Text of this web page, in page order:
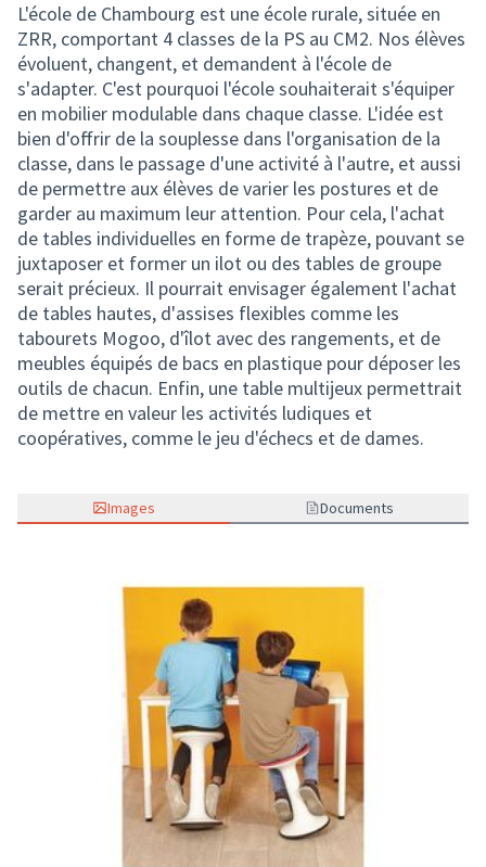
L'école de Chambourg est une école rurale, située en
ZRR, comportant 4 classes de la PS au CM2. Nos élèves
évoluent, changent, et demandent à l'école de
s'adapter. C'est pourquoi l'école souhaiterait s'équiper
en mobilier modulable dans chaque classe. L'idée est
bien d'offrir de la souplesse dans l'organisation de la
classe, dans le passage d'une activité à l'autre, et aussi
de permettre aux élèves de varier les postures et de
garder au maximum leur attention. Pour cela, l'achat
de tables individuelles en forme de trapèze, pouvant se
juxtaposer et former un ilot ou des tables de groupe
serait précieux. Il pourrait envisager également l'achat
de tables hautes, d'assises flexibles comme les
tabourets Mogoo, d'îlot avec des rangements, et de
meubles équipés de bacs en plastique pour déposer les
outils de chacun. Enfin, une table multijeux permettrait
de mettre en valeur les activités ludiques et
coopératives, comme le jeu d'échecs et de dames.
Images Documents